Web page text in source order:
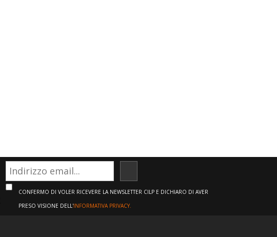
CONFERMO DI VOLER RICEVERE LA NEWSLETTER CILP E DICHIARO DI AVER
PRESO VISIONE DELL'INFORMATIVA PRIVACY.